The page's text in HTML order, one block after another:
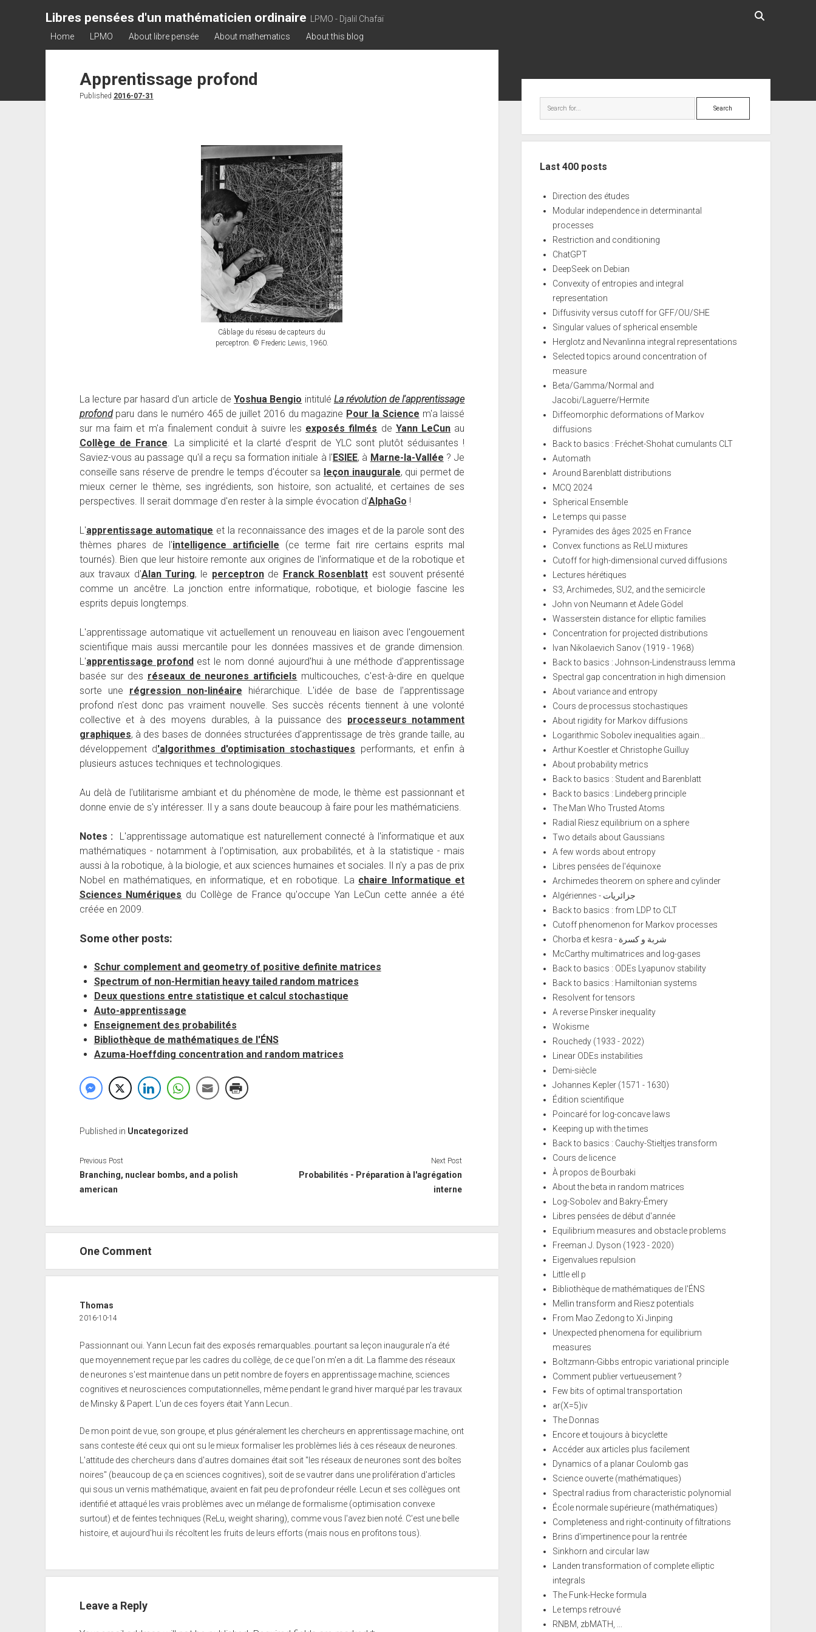
Libres pensées d'un mathématicien ordinaire
LPMO - Djalil Chafaï
Home
LPMO About libre pensée About mathematics About this blog
Apprentissage profond
Published 2016-07-31
Câblage du réseau de capteurs du
perceptron. © Frederic Lewis, 1960.
La lecture par hasard d'un article deYoshua Bengio intitulé La révolution de l'apprentissage
profondparu dans le numéro 465 de juillet 2016 du magazine Pour la Science m'a laissé
sur ma faim et m'a finalement conduit à suivre les exposés filmés de Yann LeCun au
Collège de France. La simplicité et la clarté d'esprit de YLC sont plutôt séduisantes !
Saviez-vous au passage qu'il a reçu sa formation initiale à l'ESIEE, à Marne-la-Vallée ? Je
conseille sans réserve de prendre le temps d'écouter sa leçon inaugurale, qui permet de
mieux cerner le thème, ses ingrédients, son histoire, son actualité, et certaines de ses
perspectives. Il serait dommage d'en rester à la simple évocation d'AlphaGo !
L'apprentissage automatique et la reconnaissance des images et de la parole sont des
thèmes phares de l'intelligence artificielle (ce terme fait rire certains esprits mal
tournés). Bien que leur histoire remonte aux origines de l'informatique et de la robotique et
aux travaux d'Alan Turing, le perceptronde Franck Rosenblatt est souvent présenté
comme un ancêtre. La jonction entre informatique, robotique, et biologie fascine les
esprits depuis longtemps.
L'apprentissage automatique vit actuellement un renouveau en liaison avec l'engouement
scientifique mais aussi mercantile pour les données massives et de grande dimension.
L'apprentissage profondest le nom donné aujourd'hui à une méthode d'apprentissage
basée sur des réseaux de neurones artificiels multicouches, c'est-à-dire en quelque
sorte une régression non-linéaire hiérarchique. L'idée de base de l'apprentissage
profond n'est donc pas vraiment nouvelle. Ses succès récents tiennent à une volonté
collective et à des moyens durables, à la puissance des processeurs notamment
graphiques, à des bases de données structurées d'apprentissage de très grande taille, au
développement d'algorithmes d'optimisation stochastiques performants, et enfin à
plusieurs astuces techniques et technologiques.
Au delà de l'utilitarisme ambiant et du phénomène de mode, le thème est passionnant et
donne envie de s'y intéresser. Il y a sans doute beaucoup à faire pour les mathématiciens.
Notes : L'apprentissage automatique est naturellement connecté à l'informatique et aux
mathématiques - notamment à l'optimisation, aux probabilités, et à la statistique - mais
aussi à la robotique, à la biologie, et aux sciences humaines et sociales. Il n'y a pas de prix
Nobel en mathématiques, en informatique, et en robotique. La chaire Informatique et
Sciences Numériques du Collège de France qu'occupe Yan LeCun cette année a été
créée en 2009.
Some other posts:
Schur complement and geometry of positive definite matrices
Spectrum of non-Hermitian heavy tailed random matrices
Deux questions entre statistique et calcul stochastique
Auto-apprentissage
Enseignement des probabilités
Bibliothèque de mathématiques de l'ÉNS
Azuma-Hoeffding concentration and random matrices
Published in Uncategorized
Previous Post
Branching, nuclear bombs, and a polish
american
Next Post
Probabilités - Préparation à l'agrégation
interne
One Comment
Thomas
2016-10-14
Passionnant oui. Yann Lecun fait des exposés remarquables..pourtant sa leçon inaugurale n'a été
que moyennement reçue par les cadres du collège, de ce que l'on m'en a dit. La flamme des réseaux
de neurones s'est maintenue dans un petit nombre de foyers en apprentissage machine, sciences
cognitives et neurosciences computationnelles, même pendant le grand hiver marqué par les travaux
de Minsky & Papert. L'un de ces foyers était Yann Lecun..
De mon point de vue, son groupe, et plus généralement les chercheurs en apprentissage machine, ont
sans conteste été ceux qui ont su le mieux formaliser les problèmes liés à ces réseaux de neurones.
L'attitude des chercheurs dans d'autres domaines était soit "les réseaux de neurones sont des boîtes
noires" (beaucoup de ça en sciences cognitives), soit de se vautrer dans une prolifération d'articles
qui sous un vernis mathématique, avaient en fait peu de profondeur réelle. Lecun et ses collègues ont
identifié et attaqué les vrais problèmes avec un mélange de formalisme (optimisation convexe
surtout) et de feintes techniques (ReLu, weight sharing), comme vous l'avez bien noté. C'est une belle
histoire, et aujourd'hui ils récoltent les fruits de leurs efforts (mais nous en profitons tous).
Leave a Reply
Search
Last 400 posts
Direction des études
Modular independence in determinantal
processes
Restriction and conditioning
ChatGPT
DeepSeek on Debian
Convexity of entropies and integral
representation
Diffusivity versus cutoff for GFF/OU/SHE
Singular values of spherical ensemble
Herglotz and Nevanlinna integral representations
Selected topics around concentration of
measure
Beta/Gamma/Normal and
Jacobi/Laguerre/Hermite
Diffeomorphic deformations of Markov
diffusions
Back to basics : Fréchet-Shohat cumulants CLT
Automath
Around Barenblatt distributions
MCQ 2024
Spherical Ensemble
Le temps qui passe
Pyramides des âges 2025 en France
Convex functions as ReLU mixtures
Cutoff for high-dimensional curved diffusions
Lectures hérétiques
S3, Archimedes, SU2, and the semicircle
John von Neumann et Adele Gödel
Wasserstein distance for elliptic families
Concentration for projected distributions
Ivan Nikolaevich Sanov (1919 - 1968)
Back to basics : Johnson-Lindenstrauss lemma
Spectral gap concentration in high dimension
About variance and entropy
Cours de processus stochastiques
About rigidity for Markov diffusions
Logarithmic Sobolev inequalities again...
Arthur Koestler et Christophe Guilluy
About probability metrics
Back to basics : Student and Barenblatt
Back to basics : Lindeberg principle
The Man Who Trusted Atoms
Radial Riesz equilibrium on a sphere
Two details about Gaussians
A few words about entropy
Libres pensées de l'équinoxe
Archimedes theorem on sphere and cylinder
Algériennes - جزائريات
Back to basics : from LDP to CLT
Cutoff phenomenon for Markov processes
Chorba et kesra - شربة و كسرة
McCarthy multimatrices and log-gases
Back to basics : ODEs Lyapunov stability
Back to basics : Hamiltonian systems
Resolvent for tensors
A reverse Pinsker inequality
Wokisme
Rouchedy (1933 - 2022)
Linear ODEs instabilities
Demi-siècle
Johannes Kepler (1571 - 1630)
Édition scientifique
Poincaré for log-concave laws
Keeping up with the times
Back to basics : Cauchy-Stieltjes transform
Cours de licence
À propos de Bourbaki
About the beta in random matrices
Log-Sobolev and Bakry-Émery
Libres pensées de début d'année
Equilibrium measures and obstacle problems
Freeman J. Dyson (1923 - 2020)
Eigenvalues repulsion
Little ell p
Bibliothèque de mathématiques de l'ÉNS
Mellin transform and Riesz potentials
From Mao Zedong to Xi Jinping
Unexpected phenomena for equilibrium
measures
Boltzmann-Gibbs entropic variational principle
Comment publier vertueusement ?
Few bits of optimal transportation
ar(X=5)iv
The Donnas
Encore et toujours à bicyclette
Accéder aux articles plus facilement
Dynamics of a planar Coulomb gas
Science ouverte (mathématiques)
Spectral radius from characteristic polynomial
École normale supérieure (mathématiques)
Completeness and right-continuity of filtrations
Brins d'impertinence pour la rentrée
Sinkhorn and circular law
Landen transformation of complete elliptic
integrals
The Funk-Hecke formula
Le temps retrouvé
RNBM, zbMATH, ...